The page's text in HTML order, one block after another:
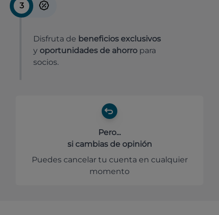
3
Disfruta de beneficios exclusivos
y oportunidades de ahorro para
socios.
Pero...
si cambias de opinión
Puedes cancelar tu cuenta en cualquier
momento